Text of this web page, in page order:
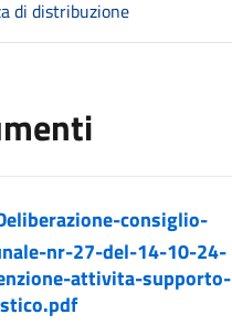
di distribuzione
consiglio-
nr-27-del-14-10-24-
attivita-supporto-